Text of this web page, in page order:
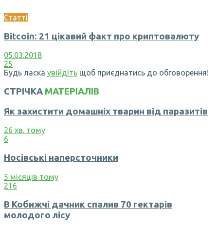
Статті
Bitcoin: 21 цікавий факт про криптовалюту
05.03.2018
25
Будь ласка увійдіть щоб приєднатись до обговорення!
СТРІЧКА МАТЕРІАЛІВ
Як захистити домашніх тварин від паразитів
26 хв. тому
6
Носівські наперсточники
5 місяців тому
216
В Кобижчі дачник спалив 70 гектарів
молодого лісу